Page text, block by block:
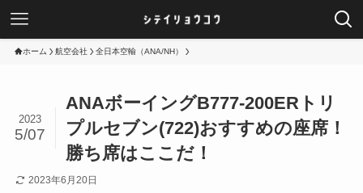
ホーム 航空会社 全日本空輸（ANA/NH）
ANAボーイングB777-200ERトリ
プルセブン(722)おすすめの座席！
勝ち席はここだ！
2023
5/07
2023年6月20日